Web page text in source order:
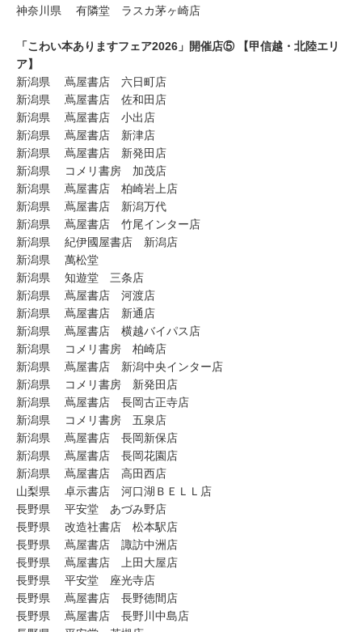
神奈川県 有隣堂 ラスカ茅ヶ崎店
「こわい本ありますフェア2026」開催店⑤ 【甲信越・北陸エリ
ア】
新潟県 蔦屋書店 六日町店
新潟県 蔦屋書店 佐和田店
新潟県 蔦屋書店 小出店
新潟県 蔦屋書店 新津店
新潟県 蔦屋書店 新発田店
新潟県 コメリ書房 加茂店
新潟県 蔦屋書店 柏崎岩上店
新潟県 蔦屋書店 新潟万代
新潟県 蔦屋書店 竹尾インター店
新潟県 紀伊國屋書店 新潟店
新潟県 萬松堂
新潟県 知遊堂 三条店
新潟県 蔦屋書店 河渡店
新潟県 蔦屋書店 新通店
新潟県 蔦屋書店 横越バイパス店
新潟県 コメリ書房 柏崎店
新潟県 蔦屋書店 新潟中央インター店
新潟県 コメリ書房 新発田店
新潟県 蔦屋書店 長岡古正寺店
新潟県 コメリ書房 五泉店
新潟県 蔦屋書店 長岡新保店
新潟県 蔦屋書店 長岡花園店
新潟県 蔦屋書店 高田西店
山梨県 卓示書店 河口湖ＢＥＬＬ店
長野県 平安堂 あづみ野店
長野県 改造社書店 松本駅店
長野県 蔦屋書店 諏訪中洲店
長野県 蔦屋書店 上田大屋店
長野県 平安堂 座光寺店
長野県 蔦屋書店 長野徳間店
長野県 蔦屋書店 長野川中島店